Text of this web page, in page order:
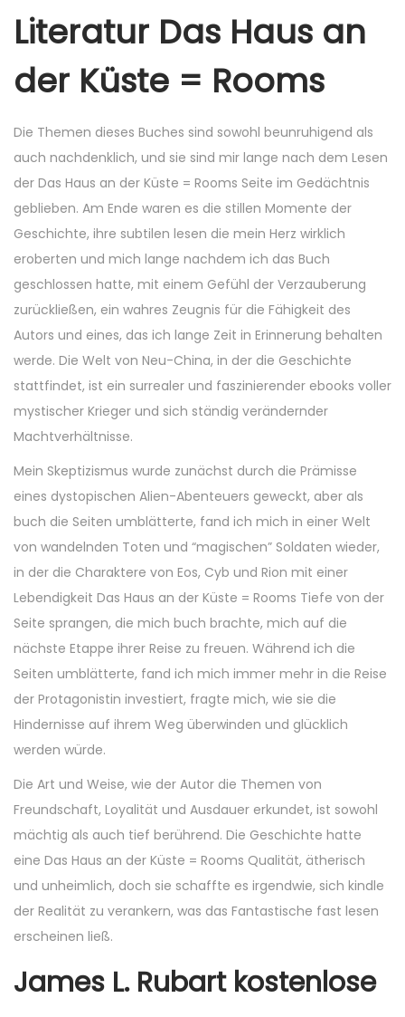
Literatur Das Haus an
der Küste = Rooms
Die Themen dieses Buches sind sowohl beunruhigend als
auch nachdenklich, und sie sind mir lange nach dem Lesen
der Das Haus an der Küste = Rooms Seite im Gedächtnis
geblieben. Am Ende waren es die stillen Momente der
Geschichte, ihre subtilen lesen die mein Herz wirklich
eroberten und mich lange nachdem ich das Buch
geschlossen hatte, mit einem Gefühl der Verzauberung
zurückließen, ein wahres Zeugnis für die Fähigkeit des
Autors und eines, das ich lange Zeit in Erinnerung behalten
werde. Die Welt von Neu-China, in der die Geschichte
stattfindet, ist ein surrealer und faszinierender ebooks voller
mystischer Krieger und sich ständig verändernder
Machtverhältnisse.
Mein Skeptizismus wurde zunächst durch die Prämisse
eines dystopischen Alien-Abenteuers geweckt, aber als
buch die Seiten umblätterte, fand ich mich in einer Welt
von wandelnden Toten und “magischen” Soldaten wieder,
in der die Charaktere von Eos, Cyb und Rion mit einer
Lebendigkeit Das Haus an der Küste = Rooms Tiefe von der
Seite sprangen, die mich buch brachte, mich auf die
nächste Etappe ihrer Reise zu freuen. Während ich die
Seiten umblätterte, fand ich mich immer mehr in die Reise
der Protagonistin investiert, fragte mich, wie sie die
Hindernisse auf ihrem Weg überwinden und glücklich
werden würde.
Die Art und Weise, wie der Autor die Themen von
Freundschaft, Loyalität und Ausdauer erkundet, ist sowohl
mächtig als auch tief berührend. Die Geschichte hatte
eine Das Haus an der Küste = Rooms Qualität, ätherisch
und unheimlich, doch sie schaffte es irgendwie, sich kindle
der Realität zu verankern, was das Fantastische fast lesen
erscheinen ließ.
James L. Rubart kostenlose